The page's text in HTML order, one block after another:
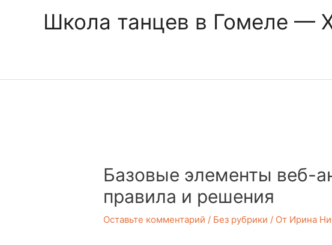
Школа танцев в Гомеле —
Базовые элементы веб-
правила и решения
Оставьте комментарий / Без рубрики / От Ирина